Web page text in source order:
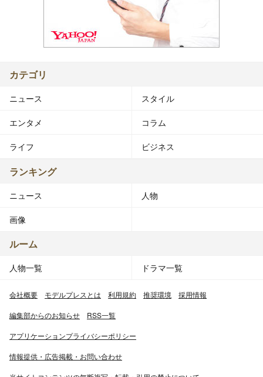
カテゴリ
ニュース スタイル
エンタメ コラム
ライフ ビジネス
ランキング
ニュース 人物
画像
ルーム
人物一覧 ドラマ一覧
会社概要 モデルプレスとは 利用規約 推奨環境 採用情報
編集部からのお知らせ RSS一覧
アプリケーションプライバシーポリシー
情報提供・広告掲載・お問い合わせ